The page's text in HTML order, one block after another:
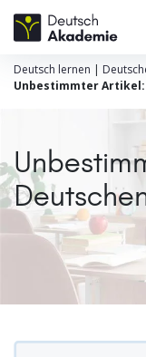
Deutsch lernen |
Unbestimmter Artikel: